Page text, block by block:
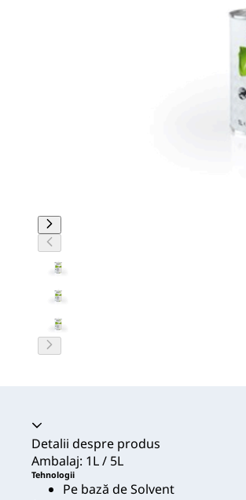
Acordeon prăbușit
Detalii despre produs
Ambalaj: 1L / 5L
Tehnologii
Pe bază de Solvent